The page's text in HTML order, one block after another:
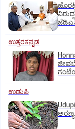
ಉತ್ತರಕನ್ನಡ
ಉಡುಪಿ